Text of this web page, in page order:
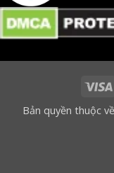
Bản quyền thuộc